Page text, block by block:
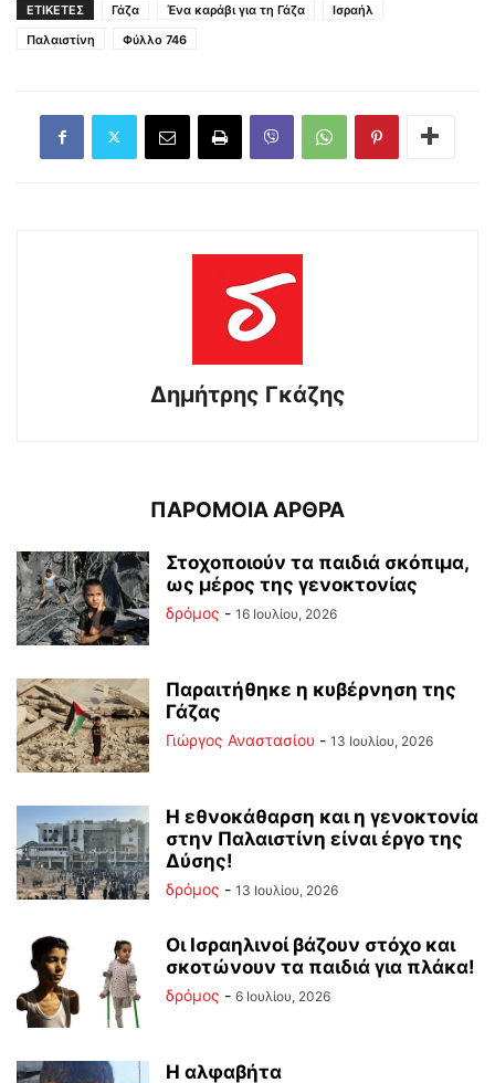
ΕΤΙΚΕΤΕΣ Γάζα Ένα καράβι για τη Γάζα
Ισραήλ
Παλαιστίνη
Φύλλο 746
Δημήτρης Γκάζης
ΠΑΡΟΜΟΙΑ ΑΡΘΡΑ
Στοχοποιούν τα παιδιά σκόπιμα,
ως μέρος της γενοκτονίας
δρόμος - 16 Ιουλίου, 2026
Παραιτήθηκε η κυβέρνηση της
Γάζας
Γιώργος Αναστασίου - 13 Ιουλίου, 2026
Η εθνοκάθαρση και η γενοκτονία
στην Παλαιστίνη είναι έργο της
Δύσης!
δρόμος - 13 Ιουλίου, 2026
Οι Ισραηλινοί βάζουν στόχο και
σκοτώνουν τα παιδιά για πλάκα!
δρόμος - 6 Ιουλίου, 2026
Η αλφαβήτα